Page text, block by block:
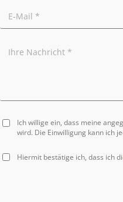
Ich willige ein, dass meine
wird. Die Einwilligung kann ich
Hiermit bestätige ich, dass ich